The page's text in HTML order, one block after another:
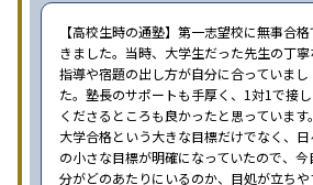
【高校生時の通塾】第一志望校に無事合格
きました。当時、大学生だった先生の丁寧
指導や宿題の出し方が自分に合っていまし
た。塾長のサポートも手厚く、1対1で接
くださるところも良かったと思っています。
大学合格という大きな目標だけでなく、日
の小さな目標が明確になっていたので、今
分がどのあたりにいるのか、目処が立ちや